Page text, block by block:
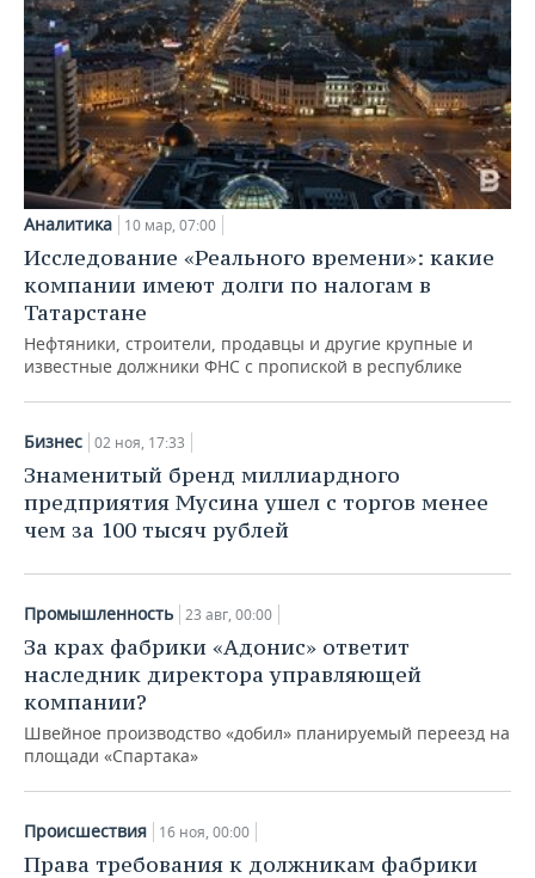
Аналитика 10 мар, 07:00
Исследование «Реального времени»: какие
компании имеют долги по налогам в
Татарстане
Нефтяники, строители, продавцы и другие крупные и
известные должники ФНС с пропиской в республике
Бизнес 02 ноя, 17:33
Знаменитый бренд миллиардного
предприятия Мусина ушел с торгов менее
чем за 100 тысяч рублей
Промышленность 23 авг, 00:00
За крах фабрики «Адонис» ответит
наследник директора управляющей
компании?
Швейное производство «добил» планируемый переезд на
площади «Спартака»
Происшествия 16 ноя, 00:00
Права требования к должникам фабрики